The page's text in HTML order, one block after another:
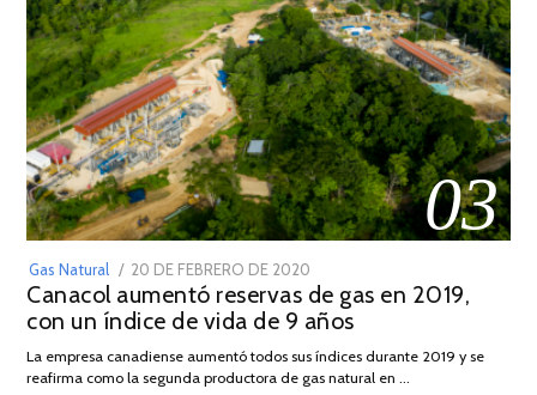
03
Gas Natural
POSTED
ON
20 DE FEBRERO DE 2020
DE
JULIO
2025
Canacol aumentó reservas de gas en 2019,
con un índice de vida de 9 años
La empresa canadiense aumentó todos sus índices durante 2019 y se
reafirma como la segunda productora de gas natural en …